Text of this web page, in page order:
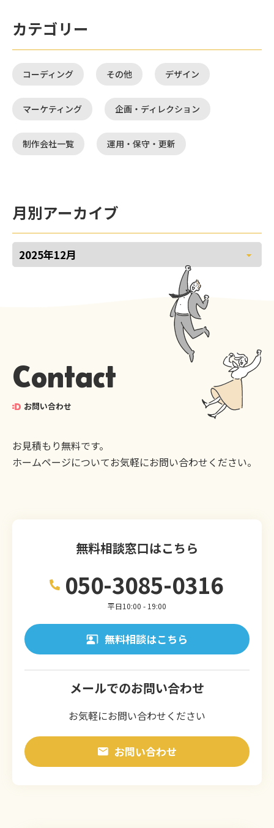
カテゴリー
コーディング その他 デザイン
マーケティング 企画・ディレクション
制作会社一覧 運用・保守・更新
月別アーカイブ
Contact
お問い合わせ
お見積もり無料です。
ホームページについてお気軽にお問い合わせください。
無料相談窓口はこちら
050-3085-0316
平日10:00 - 19:00
無料相談はこちら
メールでのお問い合わせ
お気軽にお問い合わせください
お問い合わせ